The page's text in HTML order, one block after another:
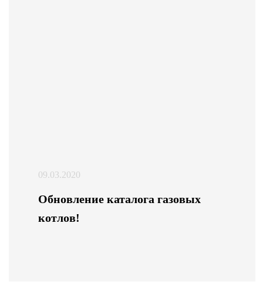
09.03.2020
Обновление каталога газовых
котлов!